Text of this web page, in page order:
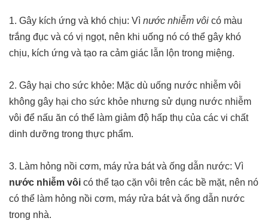
1. Gây kích ứng và khó chịu: Vì nước nhiễm vôi có màu
trắng đục và có vị ngọt, nên khi uống nó có thể gây khó
chịu, kích ứng và tạo ra cảm giác lẫn lộn trong miệng.
2. Gây hại cho sức khỏe: Mặc dù uống nước nhiễm vôi
không gây hại cho sức khỏe nhưng sử dụng nước nhiễm
vôi để nấu ăn có thể làm giảm độ hấp thụ của các vi chất
dinh dưỡng trong thực phẩm.
3. Làm hỏng nồi cơm, máy rửa bát và ống dẫn nước: Vì
nước nhiễm vôi có thể tạo cặn vôi trên các bề mặt, nên nó
có thể làm hỏng nồi cơm, máy rửa bát và ống dẫn nước
trong nhà.